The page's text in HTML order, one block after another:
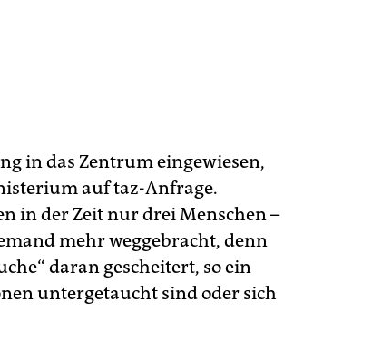
in das Zentrum eingewiesen,
auf taz-Anfrage.
in der Zeit nur drei Menschen –
mehr weggebracht, denn
daran gescheitert, so ein
untergetaucht sind oder sich